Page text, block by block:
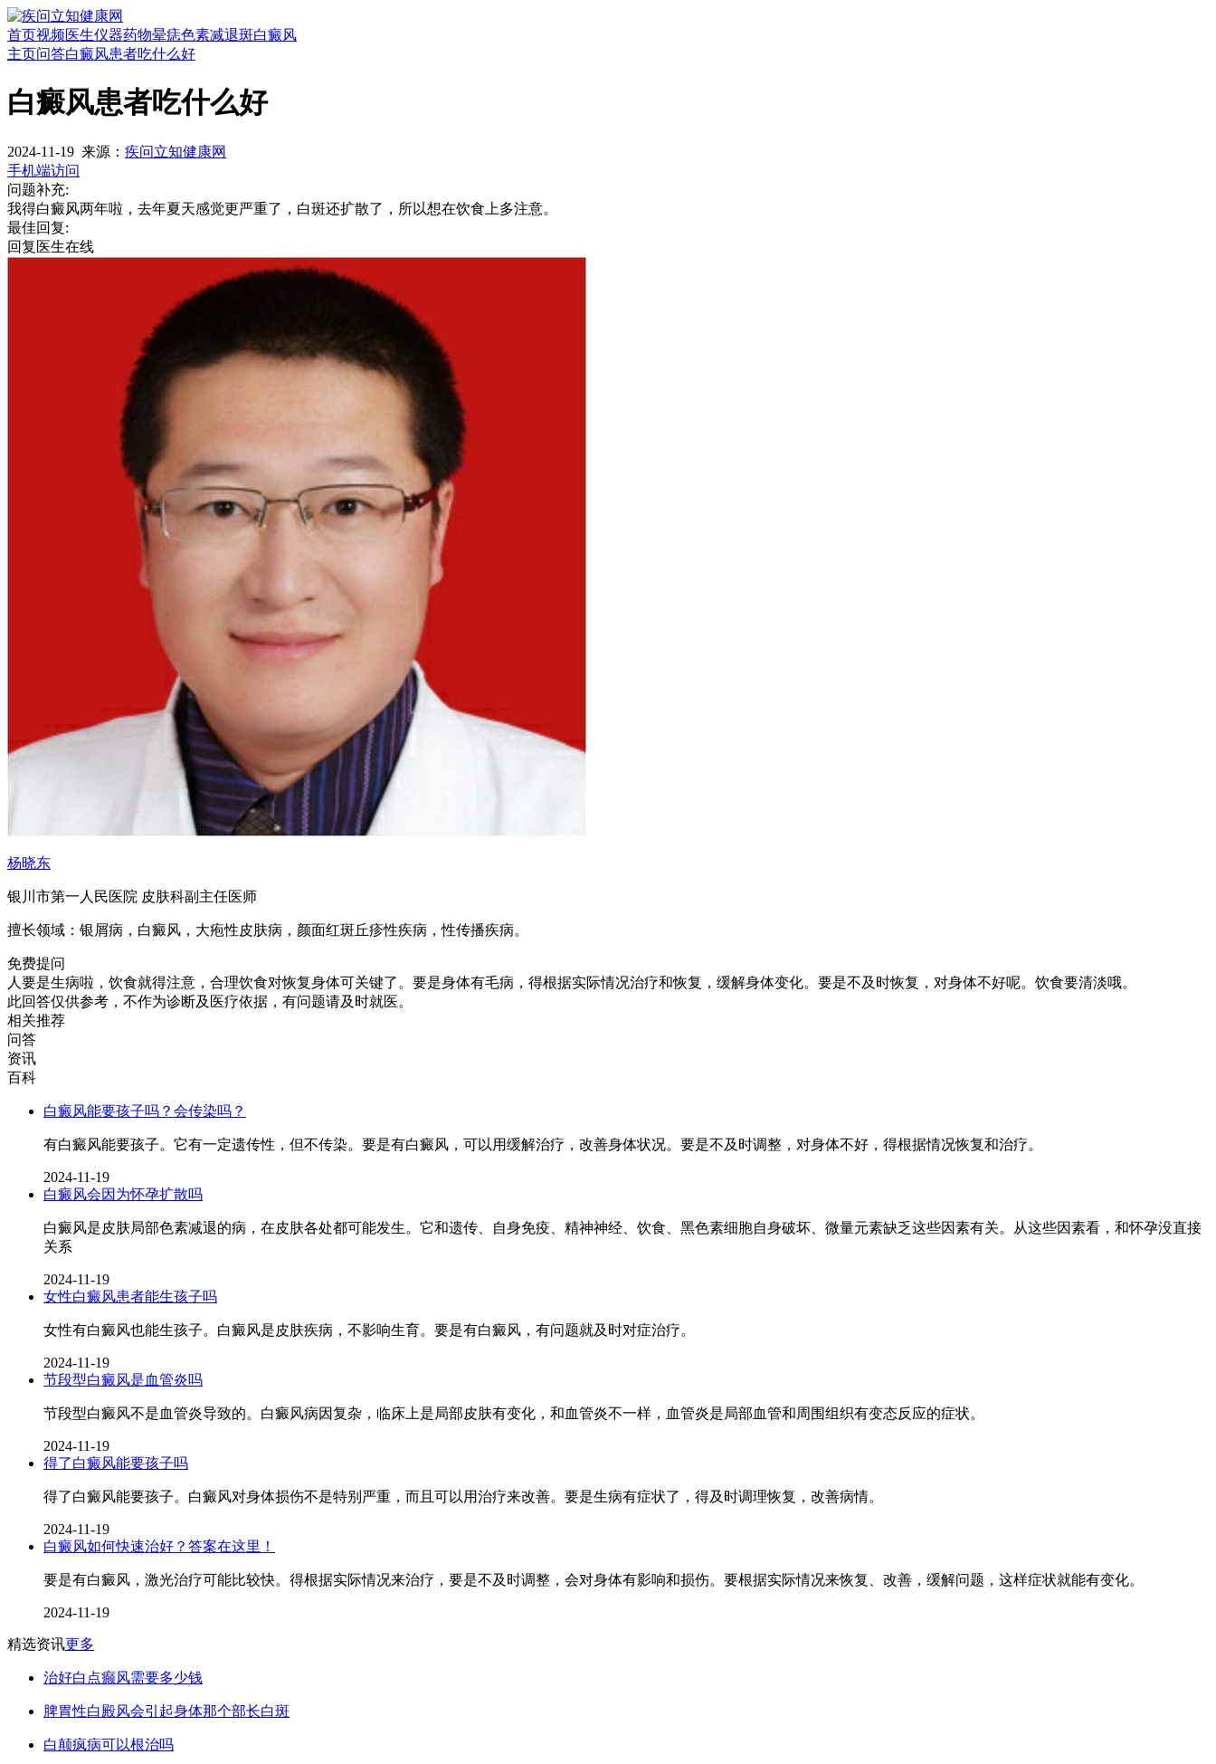
首页视频医生仪器药物晕痣色素减退斑白癜风
主页问答白癜风患者吃什么好
白癜风患者吃什么好
2024-11-19 来源： 疾问立知健康网
手机端访问
问题补充:
我得白癜风两年啦，去年夏天感觉更严重了，白斑还扩散了，所以想在饮食上多注意。
最佳回复:
回复医生在线
杨晓东
银川市第一人民医院 皮肤科副主任医师
擅长领域：银屑病，白癜风，大疱性皮肤病，颜面红斑丘疹性疾病，性传播疾病。
免费提问
人要是生病啦，饮食就得注意，合理饮食对恢复身体可关键了。要是身体有毛病，得根据实际情况治疗和恢复，缓解身体变化。要是不及时恢复，对身体不好呢。饮食要清淡哦。
此回答仅供参考，不作为诊断及医疗依据，有问题请及时就医。
相关推荐
问答
资讯
百科
白癜风能要孩子吗？会传染吗？
有白癜风能要孩子。它有一定遗传性，但不传染。要是有白癜风，可以用缓解治疗，改善身体状况。要是不及时调整，对身体不好，得根据情况恢复和治疗。
2024-11-19
白癜风会因为怀孕扩散吗
白癜风是皮肤局部色素减退的病，在皮肤各处都可能发生。它和遗传、自身免疫、精神神经、饮食、黑色素细胞自身破坏、微量元素缺乏这些因素有关。从这些因素看，和怀孕没直接
关系
2024-11-19
女性白癜风患者能生孩子吗
女性有白癜风也能生孩子。白癜风是皮肤疾病，不影响生育。要是有白癜风，有问题就及时对症治疗。
2024-11-19
节段型白癜风是血管炎吗
节段型白癜风不是血管炎导致的。白癜风病因复杂，临床上是局部皮肤有变化，和血管炎不一样，血管炎是局部血管和周围组织有变态反应的症状。
2024-11-19
得了白癜风能要孩子吗
得了白癜风能要孩子。白癜风对身体损伤不是特别严重，而且可以用治疗来改善。要是生病有症状了，得及时调理恢复，改善病情。
2024-11-19
白癜风如何快速治好？答案在这里！
要是有白癜风，激光治疗可能比较快。得根据实际情况来治疗，要是不及时调整，会对身体有影响和损伤。要根据实际情况来恢复、改善，缓解问题，这样症状就能有变化。
2024-11-19
精选资讯更多
治好白点癫风需要多少钱
脾胃性白殿风会引起身体那个部长白斑
白颠疯病可以根治吗